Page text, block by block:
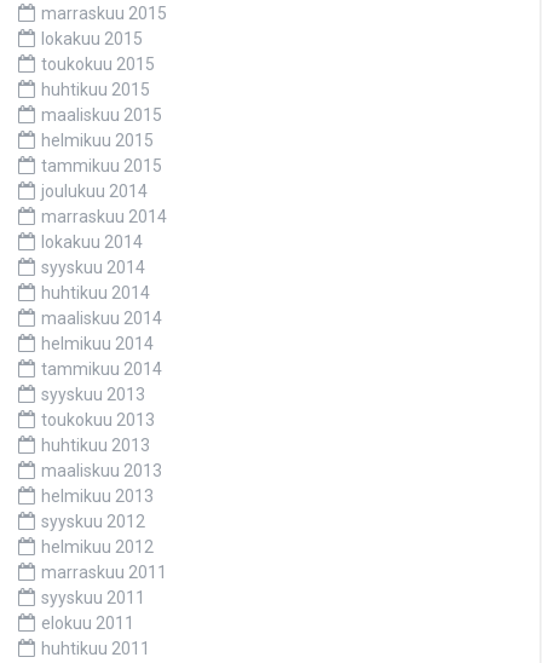
marraskuu 2015
lokakuu 2015
toukokuu 2015
huhtikuu 2015
maaliskuu 2015
helmikuu 2015
tammikuu 2015
joulukuu 2014
marraskuu 2014
lokakuu 2014
syyskuu 2014
huhtikuu 2014
maaliskuu 2014
helmikuu 2014
tammikuu 2014
syyskuu 2013
toukokuu 2013
huhtikuu 2013
maaliskuu 2013
helmikuu 2013
syyskuu 2012
helmikuu 2012
marraskuu 2011
syyskuu 2011
elokuu 2011
huhtikuu 2011